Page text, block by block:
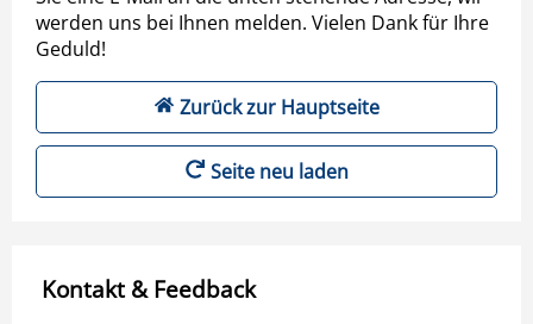
werden uns bei Ihnen melden. Vielen Dank für Ihre
Geduld!
Zurück zur Hauptseite
Seite neu laden
Kontakt & Feedback